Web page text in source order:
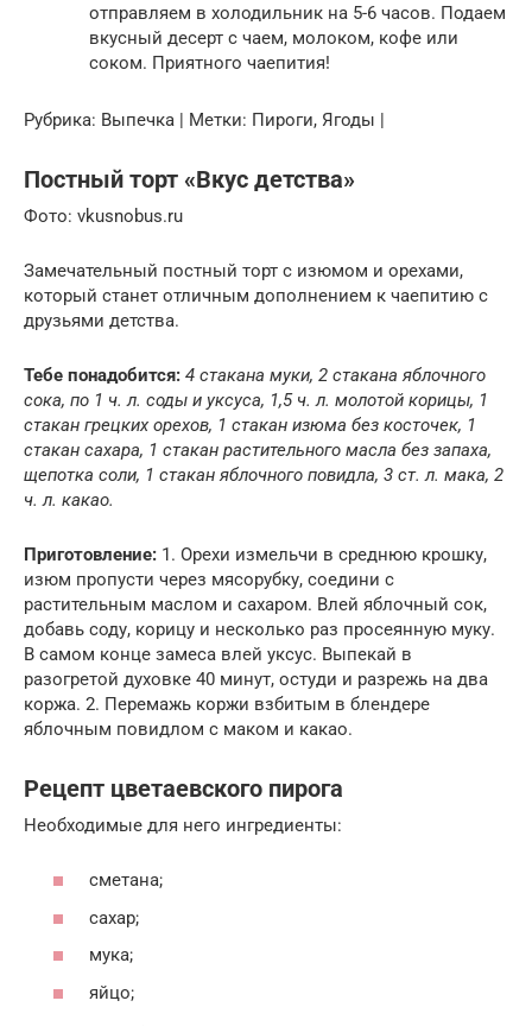
отправляем в холодильник на 5-6 часов. Подаем
вкусный десерт с чаем, молоком, кофе или
соком. Приятного чаепития!
Рубрика: Выпечка | Метки: Пироги, Ягоды |
Постный торт «Вкус детства»
Фото: vkusnobus.ru
Замечательный постный торт с изюмом и орехами,
который станет отличным дополнением к чаепитию с
друзьями детства.
Тебе понадобится: 4 стакана муки, 2 стакана яблочного
сока, по 1 ч. л. соды и уксуса, 1,5 ч. л. молотой корицы, 1
стакан грецких орехов, 1 стакан изюма без косточек, 1
стакан сахара, 1 стакан растительного масла без запаха,
щепотка соли, 1 стакан яблочного повидла, 3 ст. л. мака, 2
ч. л. какао.
Приготовление: 1. Орехи измельчи в среднюю крошку,
изюм пропусти через мясорубку, соедини с
растительным маслом и сахаром. Влей яблочный сок,
добавь соду, корицу и несколько раз просеянную муку.
В самом конце замеса влей уксус. Выпекай в
разогретой духовке 40 минут, остуди и разрежь на два
коржа. 2. Перемажь коржи взбитым в блендере
яблочным повидлом с маком и какао.
Рецепт цветаевского пирога
Необходимые для него ингредиенты:
сметана;
сахар;
мука;
яйцо;